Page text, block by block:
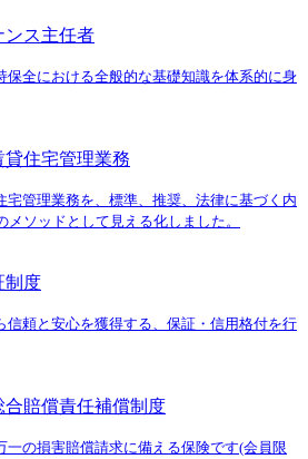
ンス主任者
保全における全般的な基礎知識を体系的に身
住宅管理業務
宅管理業務を、標準、推奨、法律に基づく内
メソッドとして見える化しました。
制度
信頼と安心を獲得する、保証・信用格付を行
賠償責任補償制度
一の損害賠償請求に備える保険です(会員限